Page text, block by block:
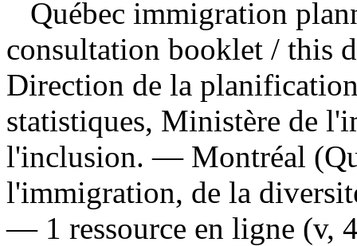
Québec immigration
consultation booklet / this
Direction de la
statistiques, Ministère de
l'inclusion. — Montréal
l'immigration, de la
— 1 ressource en ligne (v,